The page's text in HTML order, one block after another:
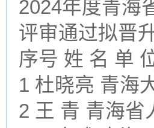
2024年度青海
评审通过拟晋
序号 姓 名 单
1 杜晓亮 青海
2 王 青 青海省